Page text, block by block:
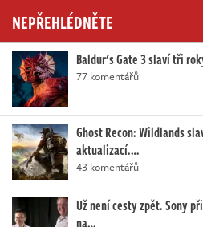
NEPŘEHLÉDNĚTE
Baldur's Gate 3 slaví tři
77 komentářů
Ghost Recon: Wildlands
aktualizací.…
43 komentářů
Už není cesty zpět. Sony
na…